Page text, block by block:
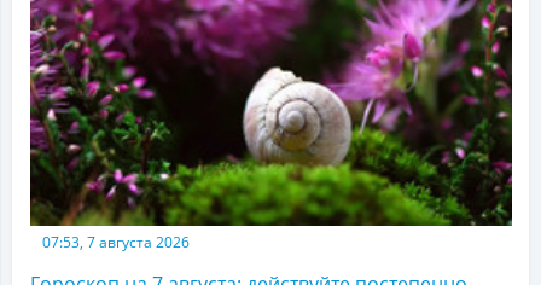
07:53, 7 августа 2026